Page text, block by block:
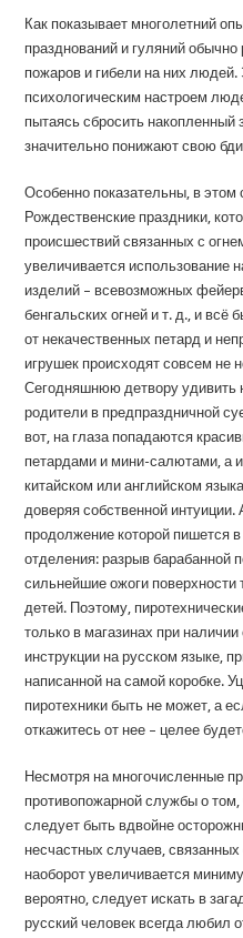
Как показывает многолетний
празднований и гуляний обычно
пожаров и гибели на них людей.
психологическим настроем
пытаясь сбросить накопленный
значительно понижают свою
Особенно показательны, в
Рождественские праздники,
происшествий связанных с
увеличивается использование
изделий – всевозможных
бенгальских огней и т. д., и всё
от некачественных петард и
игрушек происходят совсем не
Сегодняшнюю детвору удивить
родители в предпраздничной
вот, на глаза попадаются
петардами и мини-салютами, а
китайском или английском
доверяя собственной
продолжение которой пишется
отделения: разрыв барабанной
сильнейшие ожоги
детей. Поэтому,
только в магазинах при
инструкции на русском языке,
написанной на самой коробке.
пиротехники быть не может, а
откажитесь от нее – целее
Несмотря на многочисленные
противопожарной службы о том,
следует быть вдвойне
несчастных случаев,
наоборот увеличивается
вероятно, следует искать в
русский человек всегда любил